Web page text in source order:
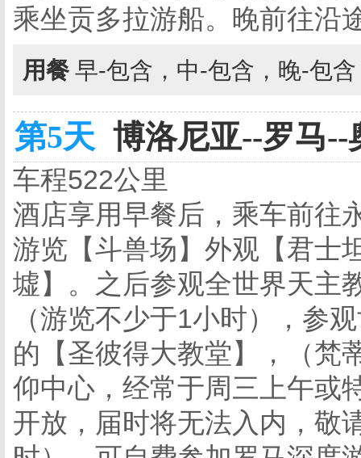
乘坐贡多拉游船。晚前往沿
用餐 早-包含，中-包含，晚-包
第5天 博洛尼亚--罗马--
车程522公里
酒店享用早餐后，乘车前
游览【斗兽场】外观【君士
墟】。之后参观全世界天
（游览不少于1小时），参
的【圣彼得大教堂】，（梵
仰中心，经常于周三上午或
开放，届时将无法入内，敬